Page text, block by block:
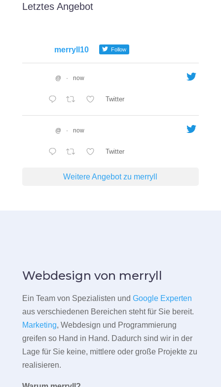
Letztes Angebot
merryll10 Follow
@ · now
Twitter
@ · now
Twitter
Weitere Angebot zu merryll
Webdesign von merryll
Ein Team von Spezialisten und Google Experten
aus verschiedenen Bereichen steht für Sie bereit.
Marketing, Webdesign und Programmierung
greifen so Hand in Hand. Dadurch sind wir in der
Lage für Sie keine, mittlere oder große Projekte zu
realisieren.